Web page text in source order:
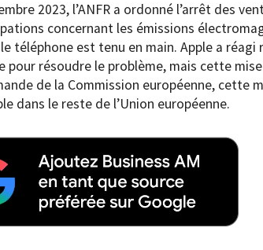
2023, l’ANFR a ordonné l’arrêt des
concernant les émissions
téléphone est tenu en main. Apple a
pour résoudre le problème, mais cette
de la Commission européenne, cette
dans le reste de l’Union européenne.